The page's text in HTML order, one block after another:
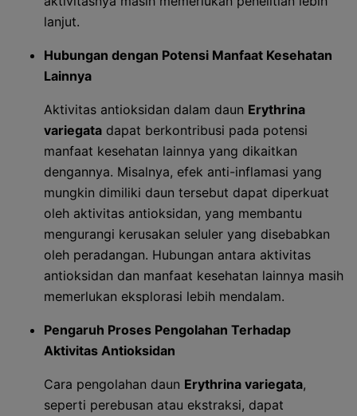
lanjut.
Hubungan dengan Potensi Manfaat Kesehatan
Lainnya
Aktivitas antioksidan dalam daun Erythrina
variegata dapat berkontribusi pada potensi
manfaat kesehatan lainnya yang dikaitkan
dengannya. Misalnya, efek anti-inflamasi yang
mungkin dimiliki daun tersebut dapat diperkuat
oleh aktivitas antioksidan, yang membantu
mengurangi kerusakan seluler yang disebabkan
oleh peradangan. Hubungan antara aktivitas
antioksidan dan manfaat kesehatan lainnya masih
memerlukan eksplorasi lebih mendalam.
Pengaruh Proses Pengolahan Terhadap
Aktivitas Antioksidan
Cara pengolahan daun Erythrina variegata,
seperti perebusan atau ekstraksi, dapat